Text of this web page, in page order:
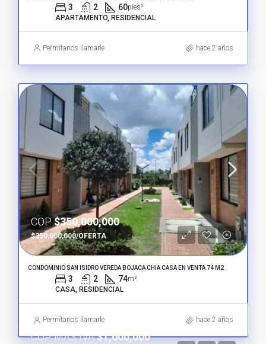
3 2 60pies²
APARTAMENTO, RESIDENCIAL
Permítanos llamarle hace 2 años
COP$350,000,000
$350,000,000/OFERTA
CONDOMINIO SAN ISIDRO VEREDA BOJACA CHIA CASA EN VENTA 74 M2
3 2 74m²
CASA, RESIDENCIAL
Permítanos llamarle hace 2 años
COP MÁS IVA$1,600,000